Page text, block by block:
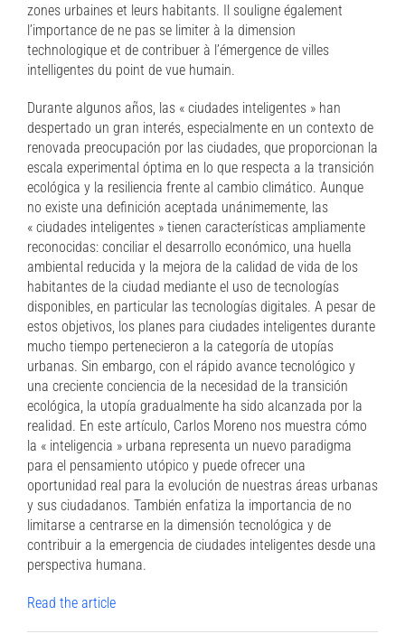
zones urbaines et leurs habitants. Il souligne également
l’importance de ne pas se limiter à la dimension
technologique et de contribuer à l’émergence de villes
intelligentes du point de vue humain.
Durante algunos años, las « ciudades inteligentes » han
despertado un gran interés, especialmente en un contexto de
renovada preocupación por las ciudades, que proporcionan la
escala experimental óptima en lo que respecta a la transición
ecológica y la resiliencia frente al cambio climático. Aunque
no existe una definición aceptada unánimemente, las
« ciudades inteligentes » tienen características ampliamente
reconocidas: conciliar el desarrollo económico, una huella
ambiental reducida y la mejora de la calidad de vida de los
habitantes de la ciudad mediante el uso de tecnologías
disponibles, en particular las tecnologías digitales. A pesar de
estos objetivos, los planes para ciudades inteligentes durante
mucho tiempo pertenecieron a la categoría de utopías
urbanas. Sin embargo, con el rápido avance tecnológico y
una creciente conciencia de la necesidad de la transición
ecológica, la utopía gradualmente ha sido alcanzada por la
realidad. En este artículo, Carlos Moreno nos muestra cómo
la « inteligencia » urbana representa un nuevo paradigma
para el pensamiento utópico y puede ofrecer una
oportunidad real para la evolución de nuestras áreas urbanas
y sus ciudadanos. También enfatiza la importancia de no
limitarse a centrarse en la dimensión tecnológica y de
contribuir a la emergencia de ciudades inteligentes desde una
perspectiva humana.
Read the article